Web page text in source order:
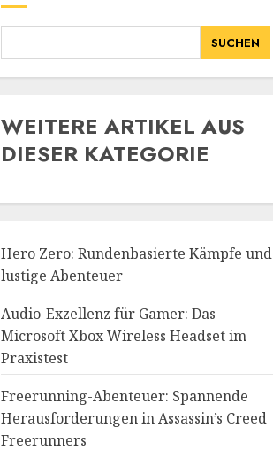
SUCHEN
WEITERE ARTIKEL AUS
DIESER KATEGORIE
Hero Zero: Rundenbasierte Kämpfe und
lustige Abenteuer
Audio-Exzellenz für Gamer: Das
Microsoft Xbox Wireless Headset im
Praxistest
Freerunning-Abenteuer: Spannende
Herausforderungen in Assassin’s Creed
Freerunners